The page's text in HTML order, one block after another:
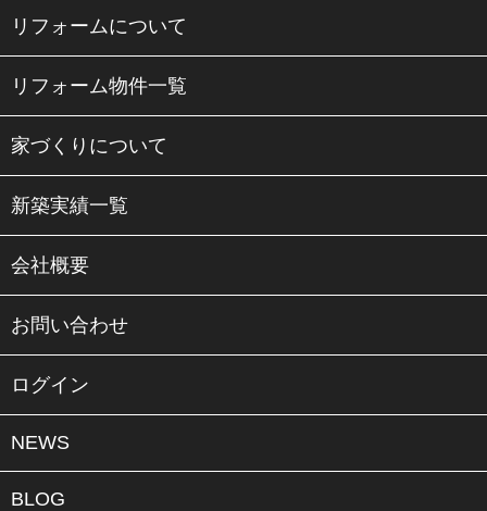
リフォームについて
リフォーム物件一覧
家づくりについて
新築実績一覧
会社概要
お問い合わせ
ログイン
NEWS
BLOG